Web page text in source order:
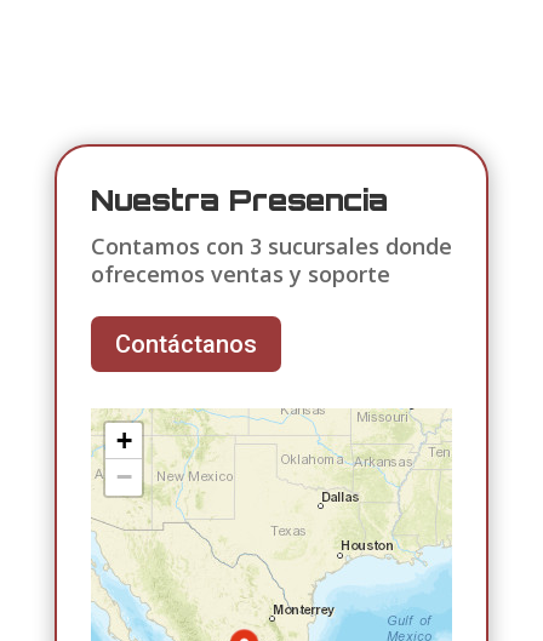
Nuestra Presencia
Contamos con 3 sucursales donde
ofrecemos ventas y soporte
Contáctanos
+
−